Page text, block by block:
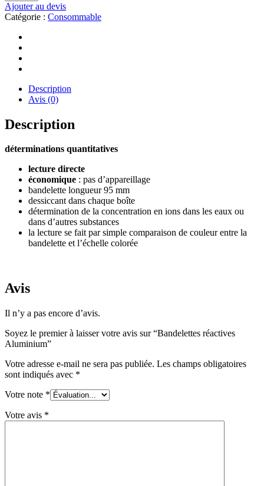
Ajouter au devis
Catégorie : Consommable
Description
Avis (0)
Description
déterminations quantitatives
lecture directe
économique : pas d’appareillage
bandelette longueur 95 mm
dessiccant dans chaque boîte
détermination de la concentration en ions dans les eaux ou
dans d’autres substances
la lecture se fait par simple comparaison de couleur entre la
bandelette et l’échelle colorée
Avis
Il n’y a pas encore d’avis.
Soyez le premier à laisser votre avis sur “Bandelettes réactives
Aluminium”
Votre adresse e-mail ne sera pas publiée. Les champs obligatoires
sont indiqués avec *
Votre note *
Votre avis *